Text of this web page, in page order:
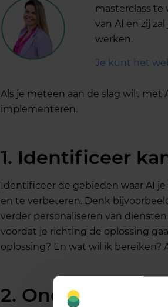
masterclass te
van AI en zij
werken.
Je kunt het
Als je meteen aan de slag wilt met
implementeren.
1. Identificeer
Identificeer de gebieden waar AI
en te verbeteren. Denk
verder personaliseren van
voordat je richting de oplossing
oplossing? En wat wil ik bereiken?
2. Onderzoek AI-